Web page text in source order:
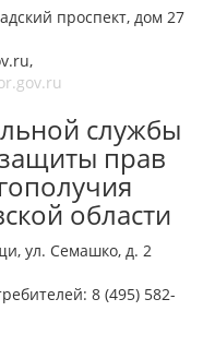
проспект, дом 27
службы
прав
области
ул. Семашко, д. 2
8 (495) 582-